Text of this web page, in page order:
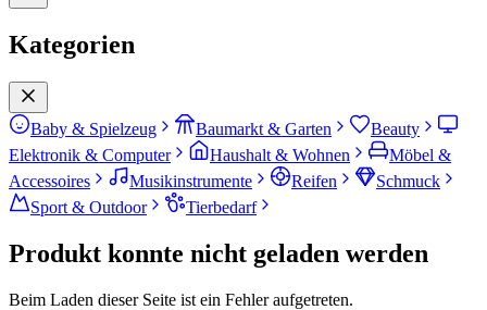
Kategorien
Baby & Spielzeug Baumarkt & Garten
Beauty
Elektronik & Computer
Haushalt & Wohnen
Möbel &
Accessoires
Musikinstrumente Reifen
Schmuck
Sport & Outdoor
Tierbedarf
Produkt konnte nicht geladen werden
Beim Laden dieser Seite ist ein Fehler aufgetreten.